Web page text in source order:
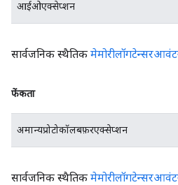
आईओएक्सेप्शन
सार्वजनिक स्थैतिक
फेंकता
अमान्यप्रोटोकॉलबफ़रएक्सेप्शन
सार्वजनिक स्थैतिक